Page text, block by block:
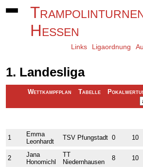
Hessen
Links Ligaordnung
1. Landesliga
Wettkampfplan Tabelle
1
Emma
Leonhardt
TSV Pfungstadt 0 10
2
Jana
Honomichl
TT
Niedernhausen
8 10